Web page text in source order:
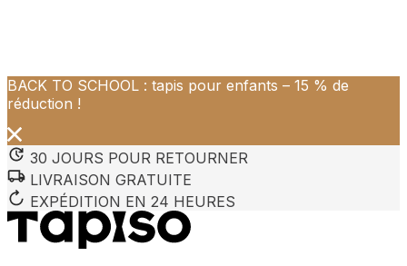
BACK TO SCHOOL : tapis pour enfants – 15 % de
réduction !
30 JOURS POUR RETOURNER
LIVRAISON GRATUITE
EXPÉDITION EN 24 HEURES